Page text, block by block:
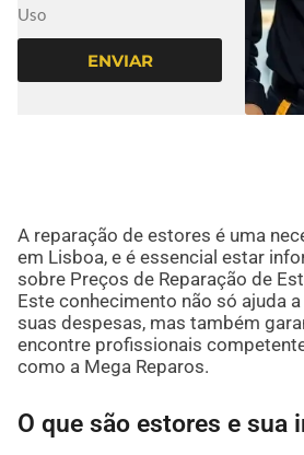
Uso
ENVIAR
A reparação de estores é uma
em Lisboa, e é essencial estar
sobre Preços de Reparação de
Este conhecimento não só ajuda
suas despesas, mas também
encontre profissionais
como a Mega Reparos.
O que são estores e sua